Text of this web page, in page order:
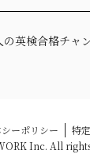
の英検合格チャ
ーポリシー
特
Inc. All